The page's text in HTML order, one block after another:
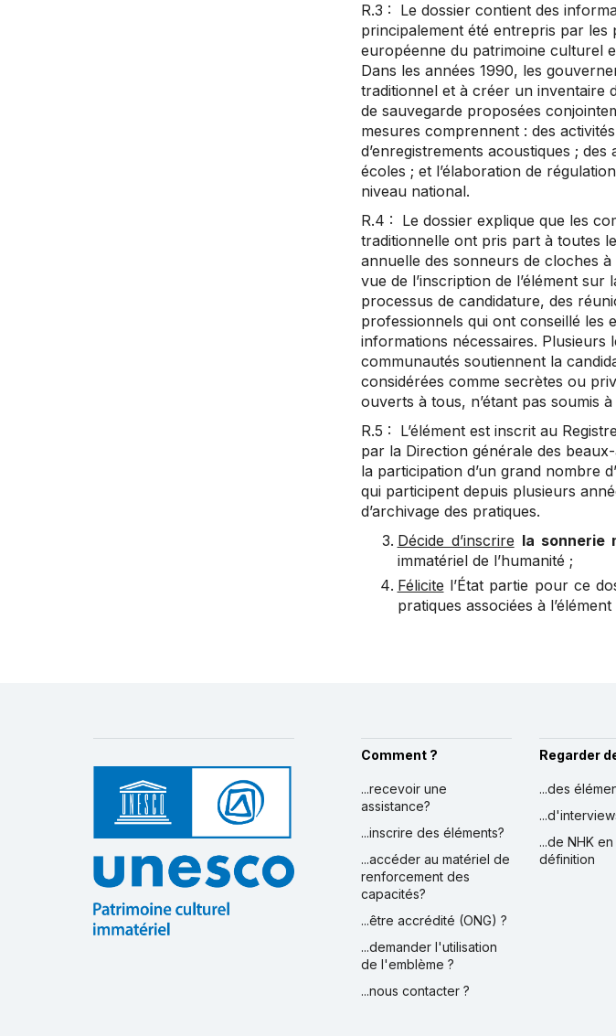
R.3 : Le dossier contient des
principalement été entrepris par les
européenne du patrimoine culturel
Dans les années 1990, les
traditionnel et à créer un inventaire
de sauvegarde proposées
mesures comprennent : des
d’enregistrements acoustiques ;
écoles ; et l’élaboration de
niveau national.
R.4 : Le dossier explique que les
traditionnelle ont pris part à toutes
annuelle des sonneurs de cloches
vue de l’inscription de l’élément
processus de candidature, des
professionnels qui ont conseillé les
informations nécessaires.
communautés soutiennent la
considérées comme secrètes ou
ouverts à tous, n’étant pas soumis
R.5 : L’élément est inscrit au
par la Direction générale des
la participation d’un grand nombre
qui participent depuis plusieurs
d’archivage des pratiques.
Décide d’inscrire la sonnerie
immatériel de l’humanité ;
Félicite l’État partie pour ce
pratiques associées à
Comment ?
...recevoir une
assistance?
...inscrire des éléments?
...accéder au matériel de
renforcement des
capacités?
...être accrédité (ONG) ?
...demander l'utilisation
de l'emblème ?
...nous contacter ?
Regarder
...des
...de NHK
définition